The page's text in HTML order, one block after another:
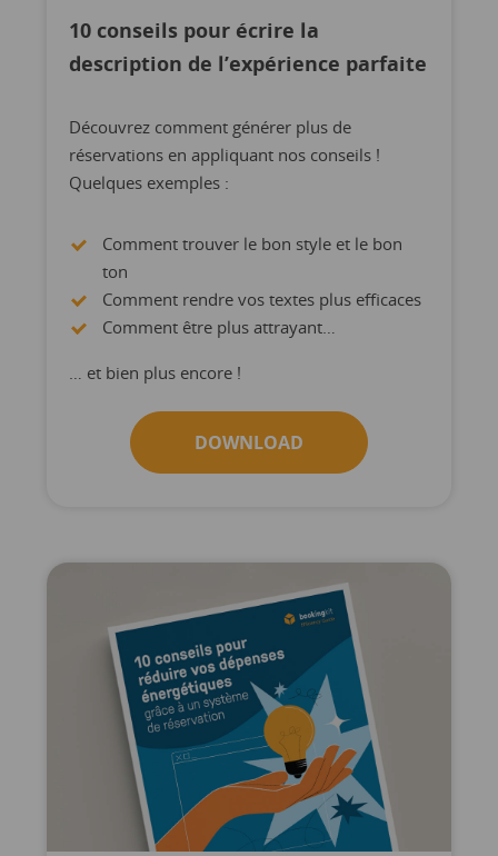
10 conseils pour écrire la
description de l’expérience parfaite
Découvrez comment générer plus de
réservations en appliquant nos conseils !
Quelques exemples :
Comment trouver le bon style et le bon
ton
Comment rendre vos textes plus efficaces
Comment être plus attrayant…
… et bien plus encore !
DOWNLOAD